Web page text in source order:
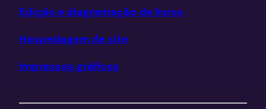
Edição e diagramação de livros
Hospedagem de site
Impressos gráficos